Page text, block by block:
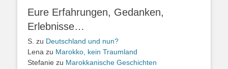
Eure Erfahrungen, Gedanken,
Erlebnisse…
S. zu Deutschland und nun?
Lena zu Marokko, kein Traumland
Stefanie zu Marokkanische Geschichten